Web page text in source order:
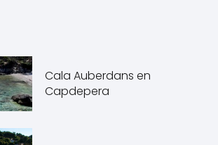
Cala Auberdans en
Capdepera